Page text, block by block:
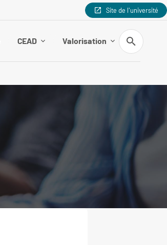
Site de l'université
CEAD Valorisation
Recherche